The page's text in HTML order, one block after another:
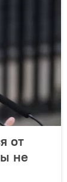
от
не